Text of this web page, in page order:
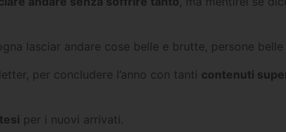
lasciar andare cose belle e brutte, persone
per concludere l’anno con tanti contenuti
per i nuovi arrivati.